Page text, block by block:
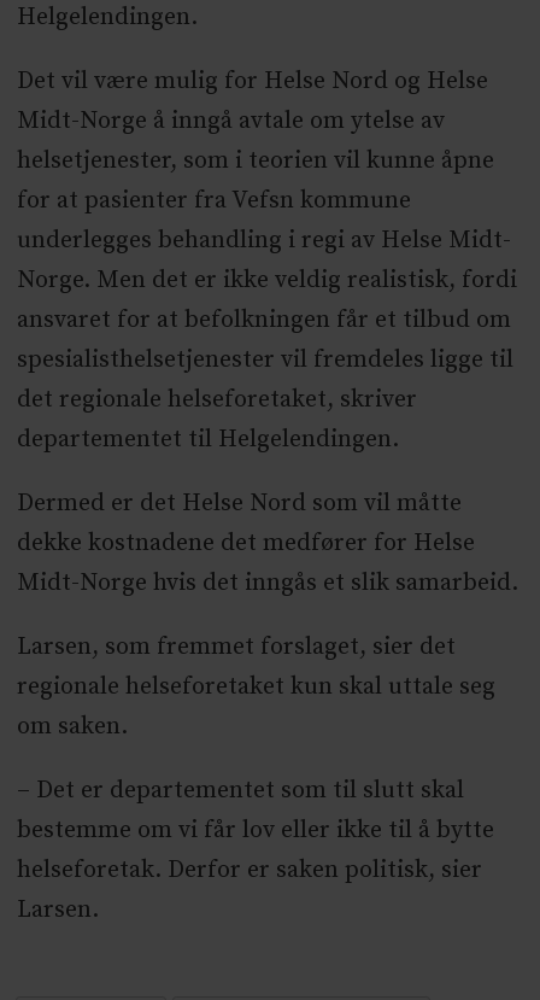
Helgelendingen.
Det vil være mulig for Helse Nord og Helse
Midt-Norge å inngå avtale om ytelse av
helsetjenester, som i teorien vil kunne åpne
for at pasienter fra Vefsn kommune
underlegges behandling i regi av Helse Midt-
Norge. Men det er ikke veldig realistisk, fordi
ansvaret for at befolkningen får et tilbud om
spesialisthelsetjenester vil fremdeles ligge til
det regionale helseforetaket, skriver
departementet til Helgelendingen.
Dermed er det Helse Nord som vil måtte
dekke kostnadene det medfører for Helse
Midt-Norge hvis det inngås et slik samarbeid.
Larsen, som fremmet forslaget, sier det
regionale helseforetaket kun skal uttale seg
om saken.
– Det er departementet som til slutt skal
bestemme om vi får lov eller ikke til å bytte
helseforetak. Derfor er saken politisk, sier
Larsen.